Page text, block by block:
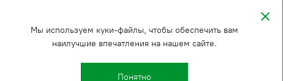
Мы используем куки-файлы, чтобы обеспечить вам
наилучшие впечатления на нашем сайте.
Понятно